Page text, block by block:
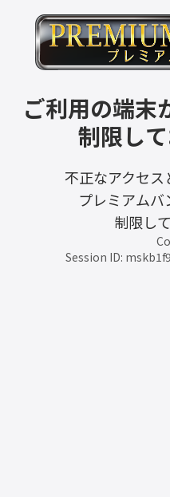
ご利用の端末
制限して
不正なアクセス
プレミアム
制限し
Session ID: